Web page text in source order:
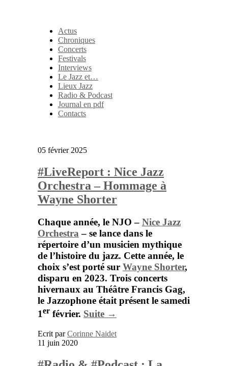
Actus
Chroniques
Concerts
Festivals
Interviews
Le Jazz et…
Lieux Jazz
Radio & Podcast
Journal en pdf
Contacts
05 février 2025
#LiveReport : Nice Jazz
Orchestra – Hommage à
Wayne Shorter
Chaque année, le NJO – Nice Jazz
Orchestra – se lance dans le
répertoire d’un musicien mythique
de l’histoire du jazz. Cette année, le
choix s’est porté sur Wayne Shorter,
disparu en 2023. Trois concerts
hivernaux au Théâtre Francis Gag,
le Jazzophone était présent le samedi
1er février. Suite →
Ecrit parCorinne Naidet
11 juin 2020